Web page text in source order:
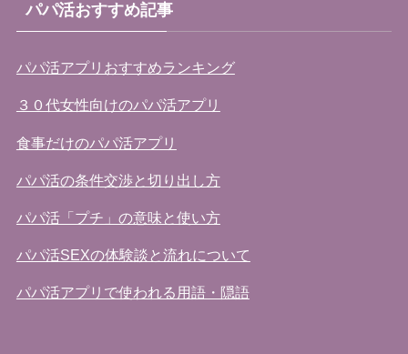
パパ活おすすめ記事
パパ活アプリおすすめランキング
３０代女性向けのパパ活アプリ
食事だけのパパ活アプリ
パパ活の条件交渉と切り出し方
パパ活「プチ」の意味と使い方
パパ活SEXの体験談と流れについて
パパ活アプリで使われる用語・隠語